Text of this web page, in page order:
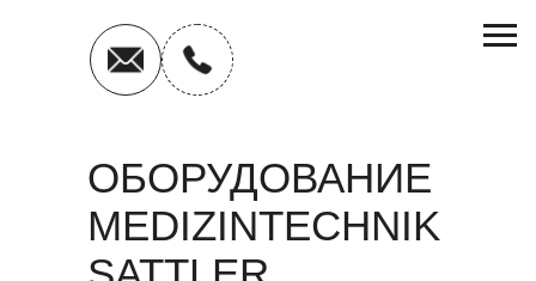
ОБОРУДОВАНИЕ
MEDIZINTECHNIK